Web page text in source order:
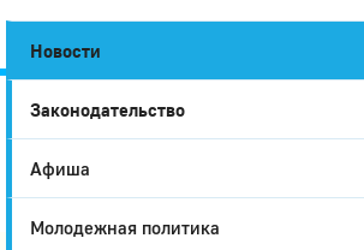
Город
Глазов
Новости
Законодательство
Афиша
Молодежная политика